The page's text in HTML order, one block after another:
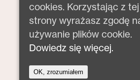
cookies. Korzystając z tej
strony wyrażasz zgodę
używanie plików cookie.
Dowiedz się więcej.
OK, zrozumiałem